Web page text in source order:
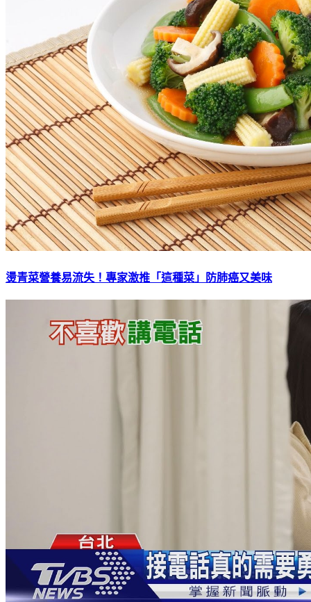
燙青菜營養易流失！專家激推「這種菜」防肺癌又美味